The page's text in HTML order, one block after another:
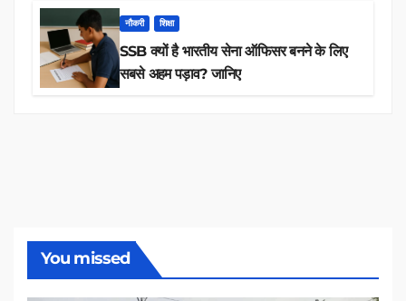
नौकरी शिक्षा
SSB क्यों है भारतीय सेना ऑफिसर बनने के लिए
सबसे अहम पड़ाव? जानिए
You missed